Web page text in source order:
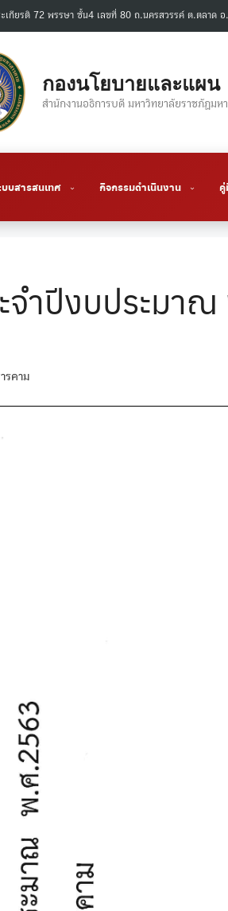
ะเกียรติ 72 พรรษา ชั้น4 เลขที่ 80 ถ.นครสวรรค์ ต.ตลา
กองนโยบายและแผน
สำนักงานอธิการบดี มหาวิทยาลัยราชภัฏมห
บบสารสนเทศ กิจกรรมดำเนินงาน คู่
จำปีงบประมา
รคาม